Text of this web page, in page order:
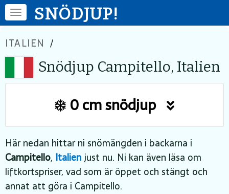
SNÖDJUP!
ITALIEN /
Snödjup Campitello, Italien
0 cm snödjup
Här nedan hittar ni snömängden i backarna i
Campitello, Italienjust nu. Ni kan även läsa om
liftkortspriser, vad som är öppet och stängt och
annat att göra i Campitello.